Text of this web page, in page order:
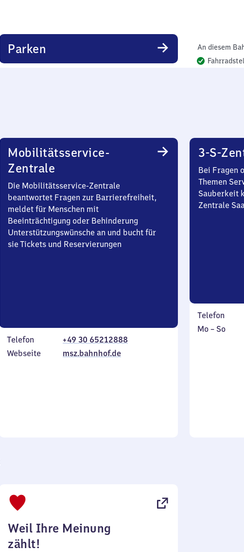
Parken
An diesem
Mobilitätsservice-
Zentrale
Die Mobilitätsservice-Zentrale
beantwortet Fragen zur Barrierefreiheit,
meldet für Menschen mit
Beeinträchtigung oder Behinderung
Unterstützungswünsche an und bucht für
sie Tickets und Reservierungen
Telefon
+49 30 65212888
Webseite
msz.bahnhof.de
3-S-
Bei Fragen
Themen
Sauberkeit
Zentrale
Telefon
Montag
Mo – So,
Weil Ihre Meinung
zählt!